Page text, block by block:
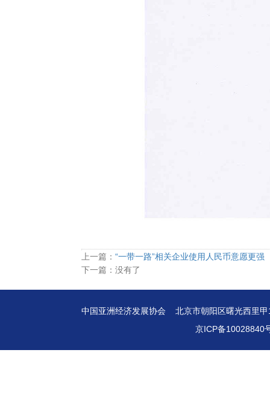
上一篇： “一带一路”相关企业使用人民币意愿更强
下一篇：没有了
中国亚洲经济发展协会 北京市朝阳区曙光西里
京ICP备10028840